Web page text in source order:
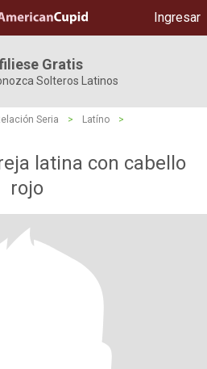
Ingresar
Gratis
Solteros Latinos
Seria > Latíno
>
latina con cabello
rojo